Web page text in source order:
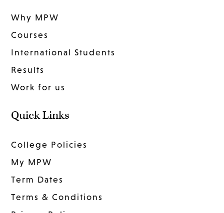
Why MPW
Courses
International Students
Results
Work for us
Quick Links
College Policies
My MPW
Term Dates
Terms & Conditions